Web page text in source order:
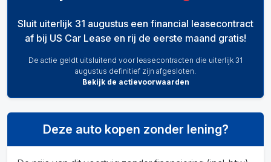
Sluit uiterlijk 31 augustus een financial leasecontract
af bij US Car Lease en rij de eerste maand gratis!
De actie geldt uitsluitend voor leasecontracten die uiterlijk 31
augustus definitief zijn afgesloten.
Bekijk de actievoorwaarden
Deze auto kopen zonder lening?